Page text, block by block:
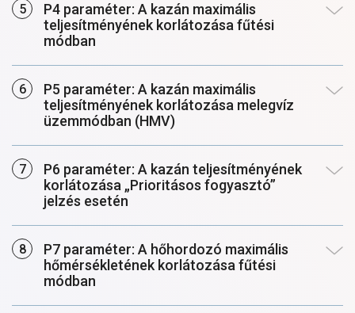
P4 paraméter: A kazán maximális
teljesítményének korlátozása fűtési
módban
P5 paraméter: A kazán maximális
teljesítményének korlátozása melegvíz
üzemmódban (HMV)
P6 paraméter: A kazán teljesítményének
korlátozása „Prioritásos fogyasztó”
jelzés esetén
P7 paraméter: A hőhordozó maximális
hőmérsékletének korlátozása fűtési
módban